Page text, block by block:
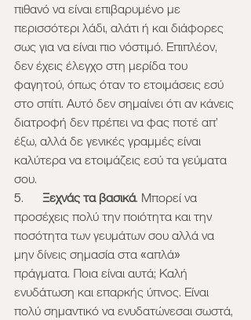
πιθανό να είναι επιβαρυμένο με
περισσότερι λάδι, αλάτι ή και διάφορες
σως για να είναι πιο νόστιμό. Επιπλέον,
δεν έχεις έλεγχο στη μερίδα του
φαγητού, όπως όταν το ετοιμάσεις εσύ
στο σπίτι. Αυτό δεν σημαίνει ότι αν κάνεις
διατροφή δεν πρέπει να φας ποτέ απ’
έξω, αλλά δε γενικές γραμμές είναι
καλύτερα να ετοιμάζεις εσύ τα γεύματα
σου.
5. Ξεχνάς τα βασικά. Μπορεί να
προσέχεις πολύ την ποιότητα και την
ποσότητα των γευμάτων σου αλλά να
μην δίνεις σημασία στα «απλά»
πράγματα. Ποια είναι αυτά; Καλή
ενυδάτωση και επαρκής ύπνος. Είναι
πολύ σημαντικό να ενυδατώνεσαι σωστά,